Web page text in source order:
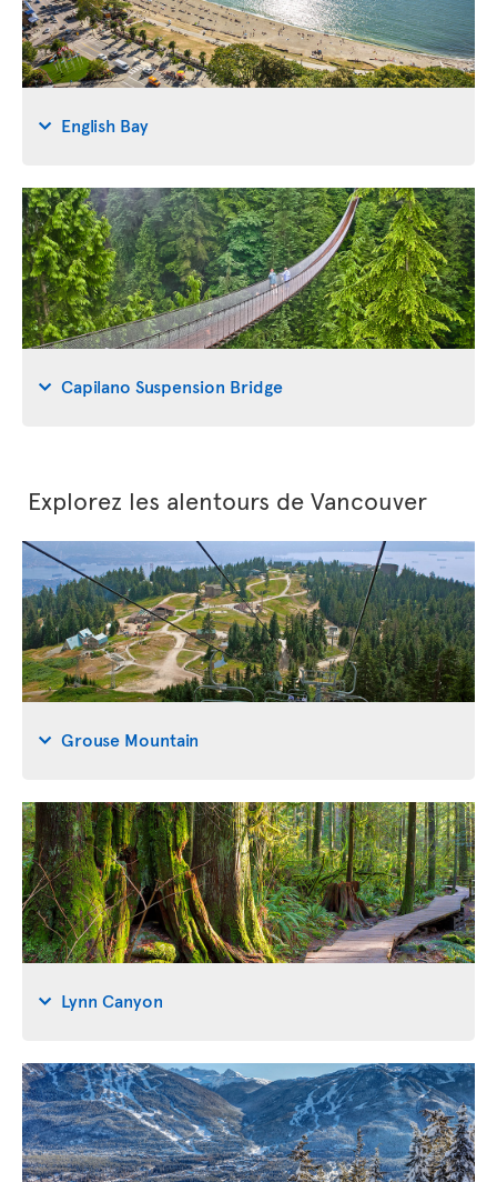
English Bay
Capilano Suspension Bridge
Explorez les alentours de Vancouver
Grouse Mountain
Lynn Canyon